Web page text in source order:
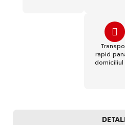
rapid
domiciliul